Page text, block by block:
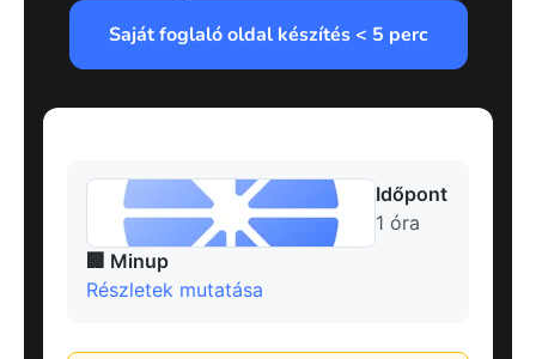
Saját foglaló oldal készítés < 5 perc